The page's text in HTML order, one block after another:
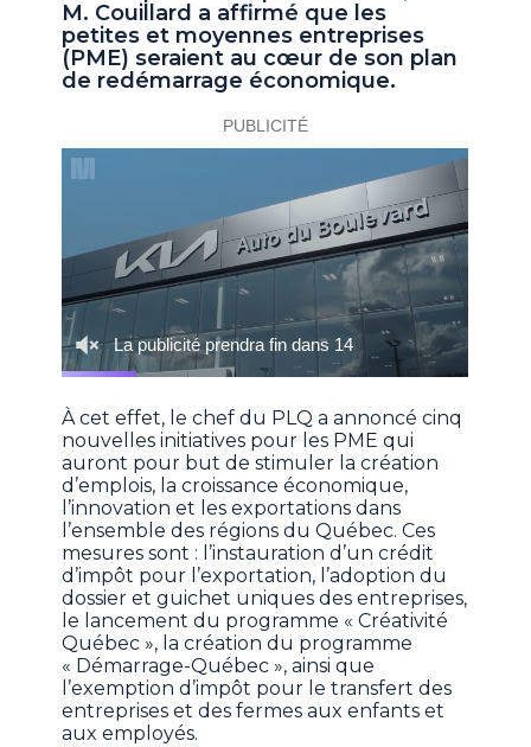
M. Couillard a affirmé que les
petites et moyennes entreprises
(PME) seraient au cœur de son plan
de redémarrage économique.
À cet effet, le chef du PLQ a annoncé cinq
nouvelles initiatives pour les PME qui
auront pour but de stimuler la création
d’emplois, la croissance économique,
l’innovation et les exportations dans
l’ensemble des régions du Québec. Ces
mesures sont : l’instauration d’un crédit
d’impôt pour l’exportation, l’adoption du
dossier et guichet uniques des entreprises,
le lancement du programme « Créativité
Québec », la création du programme
« Démarrage-Québec », ainsi que
l’exemption d’impôt pour le transfert des
entreprises et des fermes aux enfants et
aux employés.